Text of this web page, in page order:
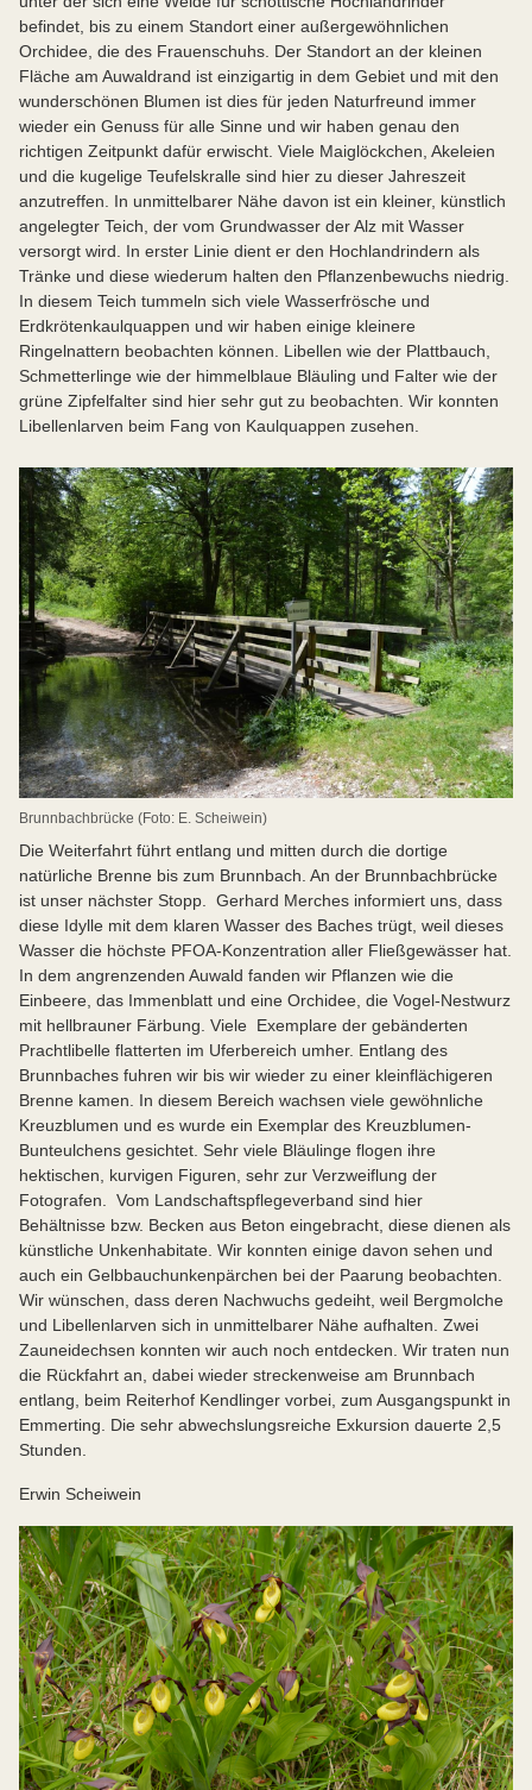
befindet, bis zu einem Standort einer außergewöhnlichen
Orchidee, die des Frauenschuhs. Der Standort an der kleinen
Fläche am Auwaldrand ist einzigartig in dem Gebiet und mit den
wunderschönen Blumen ist dies für jeden Naturfreund immer
wieder ein Genuss für alle Sinne und wir haben genau den
richtigen Zeitpunkt dafür erwischt. Viele Maiglöckchen, Akeleien
und die kugelige Teufelskralle sind hier zu dieser Jahreszeit
anzutreffen. In unmittelbarer Nähe davon ist ein kleiner, künstlich
angelegter Teich, der vom Grundwasser der Alz mit Wasser
versorgt wird. In erster Linie dient er den Hochlandrindern als
Tränke und diese wiederum halten den Pflanzenbewuchs niedrig.
In diesem Teich tummeln sich viele Wasserfrösche und
Erdkrötenkaulquappen und wir haben einige kleinere
Ringelnattern beobachten können. Libellen wie der Plattbauch,
Schmetterlinge wie der himmelblaue Bläuling und Falter wie der
grüne Zipfelfalter sind hier sehr gut zu beobachten. Wir konnten
Libellenlarven beim Fang von Kaulquappen zusehen.
Brunnbachbrücke (Foto: E. Scheiwein)
Die Weiterfahrt führt entlang und mitten durch die dortige
natürliche Brenne bis zum Brunnbach. An der Brunnbachbrücke
ist unser nächster Stopp. Gerhard Merches informiert uns, dass
diese Idylle mit dem klaren Wasser des Baches trügt, weil dieses
Wasser die höchste PFOA-Konzentration aller Fließgewässer hat.
In dem angrenzenden Auwald fanden wir Pflanzen wie die
Einbeere, das Immenblatt und eine Orchidee, die Vogel-Nestwurz
mit hellbrauner Färbung. Viele Exemplare der gebänderten
Prachtlibelle flatterten im Uferbereich umher. Entlang des
Brunnbaches fuhren wir bis wir wieder zu einer kleinflächigeren
Brenne kamen. In diesem Bereich wachsen viele gewöhnliche
Kreuzblumen und es wurde ein Exemplar des Kreuzblumen-
Bunteulchens gesichtet. Sehr viele Bläulinge flogen ihre
hektischen, kurvigen Figuren, sehr zur Verzweiflung der
Fotografen. Vom Landschaftspflegeverband sind hier
Behältnisse bzw. Becken aus Beton eingebracht, diese dienen als
künstliche Unkenhabitate. Wir konnten einige davon sehen und
auch ein Gelbbauchunkenpärchen bei der Paarung beobachten.
Wir wünschen, dass deren Nachwuchs gedeiht, weil Bergmolche
und Libellenlarven sich in unmittelbarer Nähe aufhalten. Zwei
Zauneidechsen konnten wir auch noch entdecken. Wir traten nun
die Rückfahrt an, dabei wieder streckenweise am Brunnbach
entlang, beim Reiterhof Kendlinger vorbei, zum Ausgangspunkt in
Emmerting. Die sehr abwechslungsreiche Exkursion dauerte 2,5
Stunden.
Erwin Scheiwein